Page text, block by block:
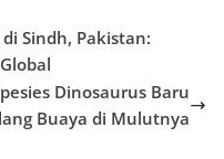
Sindh, Pakistan:
Dinosaurus Baru
Buaya di Mulutnya